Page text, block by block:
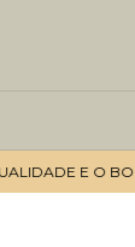
E O BOM